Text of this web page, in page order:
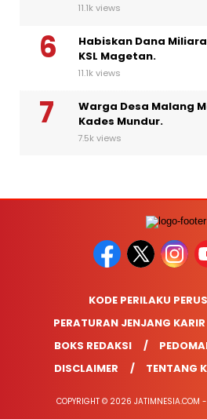
11.1k views
Habiskan Dana
KSL Magetan.
11.1k views
Warga Desa Malang
Kades Mundur.
7.5k views
KODE PERILAKU
PERATURAN JENJANG
BOKS REDAKSI
DISCLAIMER
TENTANG
COPYRIGHT © 2026 JATIMNESIA.COM -